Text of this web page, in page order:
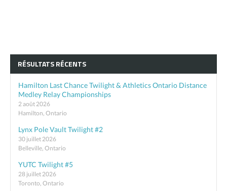
RÉSULTATS RÉCENTS
Hamilton Last Chance Twilight & Athletics Ontario Distance
Medley Relay Championships
2 août 2026
Hamilton, Ontario
Lynx Pole Vault Twilight #2
30 juillet 2026
Belleville, Ontario
YUTC Twilight #5
28 juillet 2026
Toronto, Ontario